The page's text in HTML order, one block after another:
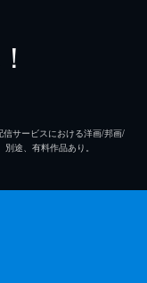
！
サービスにおける洋画/邦画/
途、有料作品あり。